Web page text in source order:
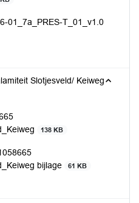
01_7a_PRES-T_01_v1.0
Slotjesveld/ Keiweg
138 KB
bijlage
61 KB